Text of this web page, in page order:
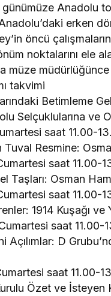
günümüze Anadolu
erken
öncü
noktalarını ele
müze
takvimi
Betimleme
Selçuklularına ve
saat 11.00-
Resmine:
saat 11.00-
Taşları: Osman
saat 11.00-
1914 Kuşağı ve
saat 11.00-
Açılımlar: D
saat 11.00-
Özet ve İsteyen